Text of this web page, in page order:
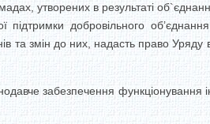
утворених в результаті
підтримки добровільного
та змін до них, надасть право
забезпечення функціонування